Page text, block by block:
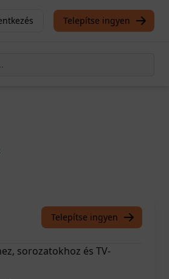
Telepítse ingyen
Telepítse ingyen
sorozatokhoz és TV-